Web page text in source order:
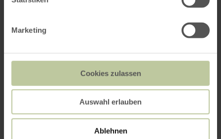
Marketing
Cookies zulassen
Auswahl erlauben
Ablehnen
Heimbach
E-Boot Siesta
Gesamtgewicht der Besatzung.